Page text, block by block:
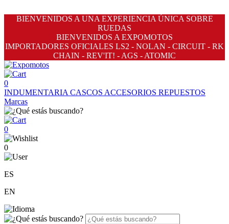
BIENVENIDOS A UNA EXPERIENCIA ÚNICA SOBRE
RUEDAS
BIENVENIDOS A EXPOMOTOS
IMPORTADORES OFICIALES LS2 - NOLAN - CIRCUIT - RK
CHAIN - REV'IT! - AGS - ATOMIC
0
INDUMENTARIA CASCOS ACCESORIOS REPUESTOS
Marcas
0
0
ES
EN